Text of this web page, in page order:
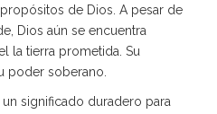
de Dios. A pesar de
Dios aún se encuentra
la tierra prometida. Su
poder soberano.
un significado duradero para